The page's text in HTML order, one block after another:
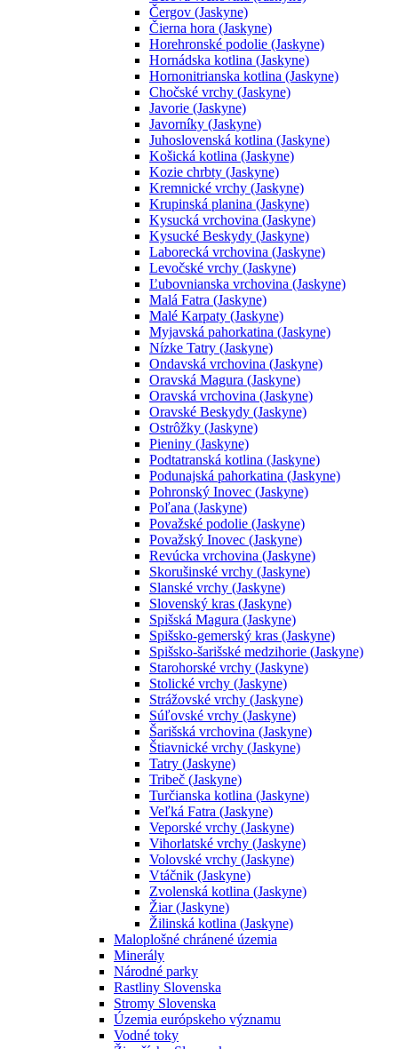
Čergov (Jaskyne)
Čierna hora (Jaskyne)
Horehronské podolie (Jaskyne)
Hornádska kotlina (Jaskyne)
Hornonitrianska kotlina (Jaskyne)
Chočské vrchy (Jaskyne)
Javorie (Jaskyne)
Javorníky (Jaskyne)
Juhoslovenská kotlina (Jaskyne)
Košická kotlina (Jaskyne)
Kozie chrbty (Jaskyne)
Kremnické vrchy (Jaskyne)
Krupinská planina (Jaskyne)
Kysucká vrchovina (Jaskyne)
Kysucké Beskydy (Jaskyne)
Laborecká vrchovina (Jaskyne)
Levočské vrchy (Jaskyne)
Ľubovnianska vrchovina (Jaskyne)
Malá Fatra (Jaskyne)
Malé Karpaty (Jaskyne)
Myjavská pahorkatina (Jaskyne)
Nízke Tatry (Jaskyne)
Ondavská vrchovina (Jaskyne)
Oravská Magura (Jaskyne)
Oravská vrchovina (Jaskyne)
Oravské Beskydy (Jaskyne)
Ostrôžky (Jaskyne)
Pieniny (Jaskyne)
Podtatranská kotlina (Jaskyne)
Podunajská pahorkatina (Jaskyne)
Pohronský Inovec (Jaskyne)
Poľana (Jaskyne)
Považské podolie (Jaskyne)
Považský Inovec (Jaskyne)
Revúcka vrchovina (Jaskyne)
Skorušinské vrchy (Jaskyne)
Slanské vrchy (Jaskyne)
Slovenský kras (Jaskyne)
Spišská Magura (Jaskyne)
Spišsko-gemerský kras (Jaskyne)
Spišsko-šarišské medzihorie (Jaskyne)
Starohorské vrchy (Jaskyne)
Stolické vrchy (Jaskyne)
Strážovské vrchy (Jaskyne)
Súľovské vrchy (Jaskyne)
Šarišská vrchovina (Jaskyne)
Štiavnické vrchy (Jaskyne)
Tatry (Jaskyne)
Tribeč (Jaskyne)
Turčianska kotlina (Jaskyne)
Veľká Fatra (Jaskyne)
Veporské vrchy (Jaskyne)
Vihorlatské vrchy (Jaskyne)
Volovské vrchy (Jaskyne)
Vtáčnik (Jaskyne)
Zvolenská kotlina (Jaskyne)
Žiar (Jaskyne)
Žilinská kotlina (Jaskyne)
Maloplošné chránené územia
Minerály
Národné parky
Rastliny Slovenska
Stromy Slovenska
Územia európskeho významu
Vodné toky